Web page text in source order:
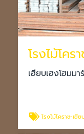
โรงไม้โคร
เฮียบเฮงโฮมม
โรงไม้โคราช-เฮีย